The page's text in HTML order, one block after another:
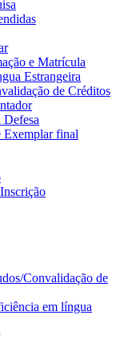
e Matrícula
Estrangeira
de Créditos
Defesa
Exemplar final
Convalidação de
em língua